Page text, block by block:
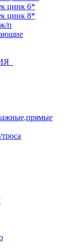
цинк 6*
цинк 8*
п